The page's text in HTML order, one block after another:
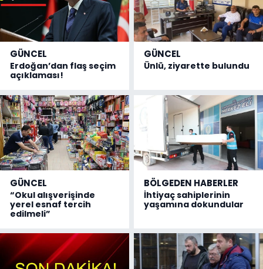
GÜNCEL
Erdoğan’dan flaş seçim
açıklaması!
GÜNCEL
Ünlü, ziyarette bulundu
GÜNCEL
“Okul alışverişinde
yerel esnaf tercih
edilmeli”
BÖLGEDEN HABERLER
İhtiyaç sahiplerinin
yaşamına dokundular